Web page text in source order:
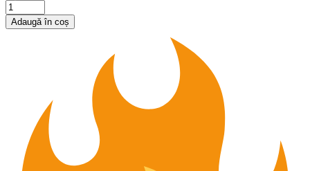
Adaugă în coș